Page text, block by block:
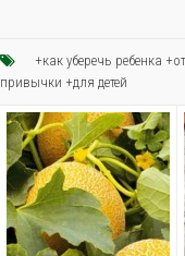
+как уберечь ребенка
привычки +для детей